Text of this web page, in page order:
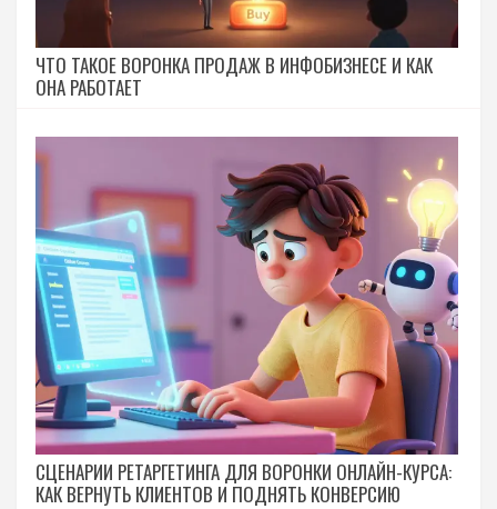
ЧТО ТАКОЕ ВОРОНКА ПРОДАЖ В ИНФОБИЗНЕСЕ И КАК
ОНА РАБОТАЕТ
СЦЕНАРИИ РЕТАРГЕТИНГА ДЛЯ ВОРОНКИ ОНЛАЙН-КУРСА:
КАК ВЕРНУТЬ КЛИЕНТОВ И ПОДНЯТЬ КОНВЕРСИЮ